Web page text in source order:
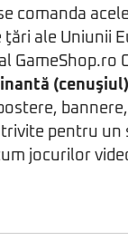
comanda
ale Uniunii
GameShop.ro
pentru un
jocurilor